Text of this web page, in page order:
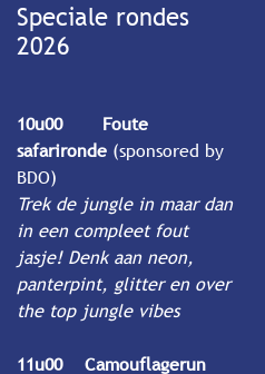
Speciale rondes
2026
10u00
​Foute
safarironde (sponsored by
BDO)
Trek de jungle in maar dan
in een compleet fout
jasje! Denk aan neon,
panterpint, glitter en over
the top jungle vibes
11u00 Camouflagerun